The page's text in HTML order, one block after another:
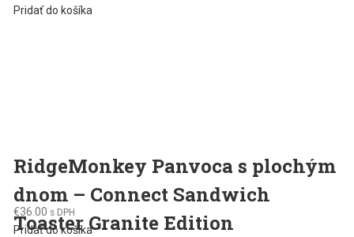
Pridať do košíka
RidgeMonkey Panvoca s plochým
dnom – Connect Sandwich
Toaster Granite Edition
€36.00 s DPH
Pridať do košíka